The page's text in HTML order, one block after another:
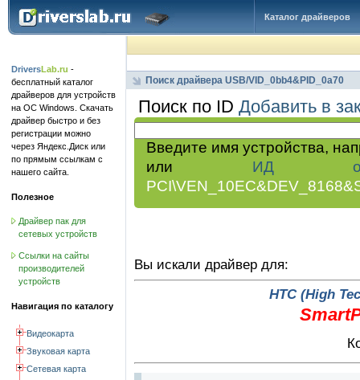
Каталог драйверов
DriversLab.ru -
бесплатный каталог
драйверов для устройств
на ОС Windows. Скачать
драйвер быстро и без
регистрации можно
через Яндекс.Диск или
по прямым ссылкам с
нашего сайта.
Полезное
Драйвер пак для
сетевых устройств
Ссылки на сайты
производителей
устройств
Навигация по каталогу
Видеокарта
Звуковая карта
Сетевая карта
Поиск драйвера USB/VID_0bb4&PID_0a70
Поиск по ID Добавить в
Введите имя устройства,
или ИД
Вы искали драйвер для:
HTC (High